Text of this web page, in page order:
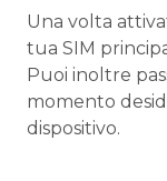
Una volta
tua SIM
Puoi inoltre
momento
dispositivo.